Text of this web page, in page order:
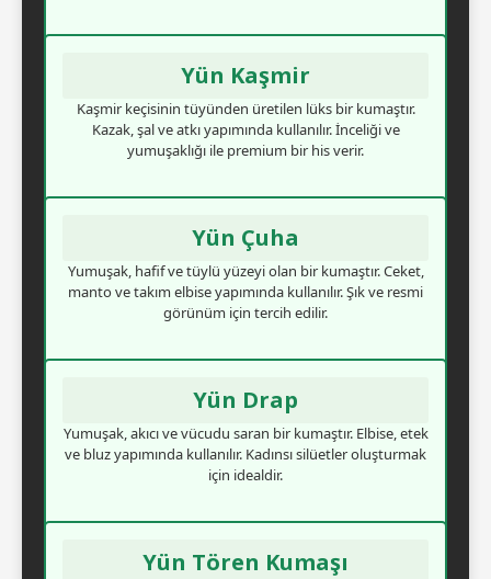
Yün Kaşmir
Kaşmir keçisinin tüyünden üretilen lüks bir kumaştır.
Kazak, şal ve atkı yapımında kullanılır. İnceliği ve
yumuşaklığı ile premium bir his verir.
Yün Çuha
Yumuşak, hafif ve tüylü yüzeyi olan bir kumaştır. Ceket,
manto ve takım elbise yapımında kullanılır. Şık ve resmi
görünüm için tercih edilir.
Yün Drap
Yumuşak, akıcı ve vücudu saran bir kumaştır. Elbise, etek
ve bluz yapımında kullanılır. Kadınsı silüetler oluşturmak
için idealdir.
Yün Tören Kumaşı